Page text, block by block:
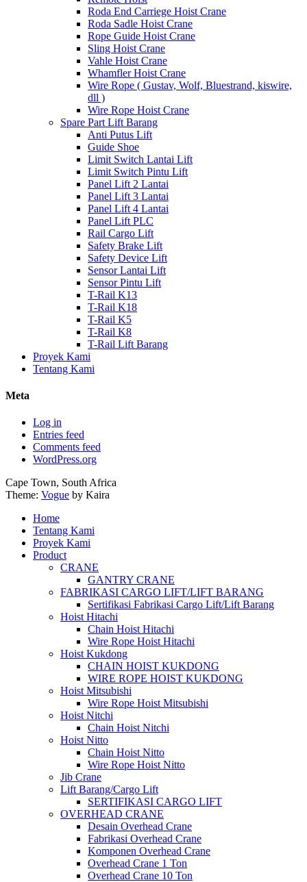
Roda End Carriege Hoist Crane
Roda Sadle Hoist Crane
Rope Guide Hoist Crane
Sling Hoist Crane
Vahle Hoist Crane
Whamfler Hoist Crane
Wire Rope ( Gustav, Wolf, Bluestrand, kiswire,
dll )
Wire Rope Hoist Crane
Spare Part Lift Barang
Anti Putus Lift
Guide Shoe
Limit Switch Lantai Lift
Limit Switch Pintu Lift
Panel Lift 2 Lantai
Panel Lift 3 Lantai
Panel Lift 4 Lantai
Panel Lift PLC
Rail Cargo Lift
Safety Brake Lift
Safety Device Lift
Sensor Lantai Lift
Sensor Pintu Lift
T-Rail K13
T-Rail K18
T-Rail K5
T-Rail K8
T-Rail Lift Barang
Proyek Kami
Tentang Kami
Meta
Log in
Entries feed
Comments feed
WordPress.org
Cape Town, South Africa
Theme: Vogue by Kaira
Home
Tentang Kami
Proyek Kami
Product
CRANE
GANTRY CRANE
FABRIKASI CARGO LIFT/LIFT BARANG
Sertifikasi Fabrikasi Cargo Lift/Lift Barang
Hoist Hitachi
Chain Hoist Hitachi
Wire Rope Hoist Hitachi
Hoist Kukdong
CHAIN HOIST KUKDONG
WIRE ROPE HOIST KUKDONG
Hoist Mitsubishi
Wire Rope Hoist Mitsubishi
Hoist Nitchi
Chain Hoist Nitchi
Hoist Nitto
Chain Hoist Nitto
Wire Rope Hoist Nitto
Jib Crane
Lift Barang/Cargo Lift
SERTIFIKASI CARGO LIFT
OVERHEAD CRANE
Desain Overhead Crane
Fabrikasi Overhead Crane
Komponen Overhead Crane
Overhead Crane 1 Ton
Overhead Crane 10 Ton